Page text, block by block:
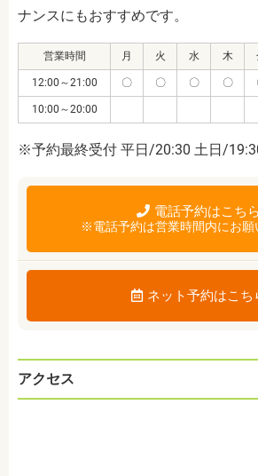
ナンスにもおすすめです。
営業時間 月 火 水 木
12:00～21:00 〇 〇 〇 〇
10:00～20:00
※予約最終受付 平日/20:30 土日/
電話予約はこちら
※電話予約は営業時間内にお願
ネット予約はこち
アクセス